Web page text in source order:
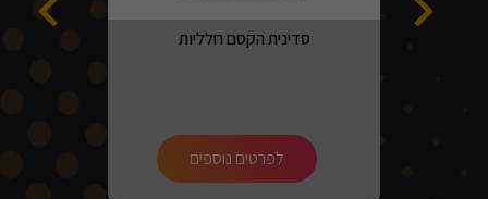
סדינית הקסם חלליות
לפרטים נוספים